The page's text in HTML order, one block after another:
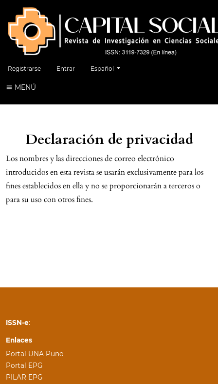
Registrarse Entrar Cambiar el idioma. El idioma actual es:
Español
MENÚ
Declaración de privacidad
Los nombres y las direcciones de correo electrónico
introducidos en esta revista se usarán exclusivamente para los
fines establecidos en ella y no se proporcionarán a terceros o
para su uso con otros fines.
ISSN-e:
Enlaces
Portal UNA Puno
Portal EPG
PILAR EPG